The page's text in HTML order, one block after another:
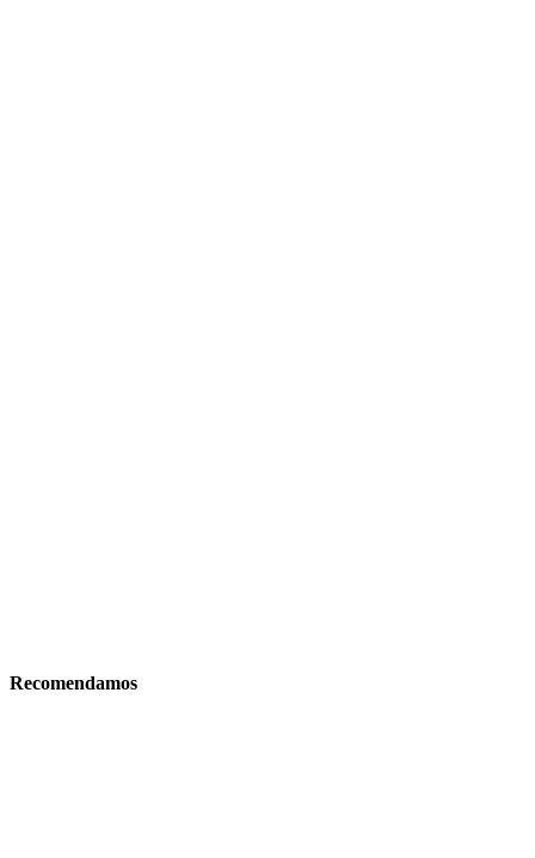
Recomendamos